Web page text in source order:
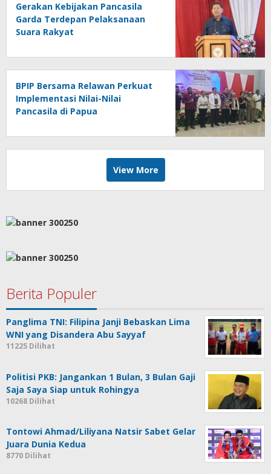
Gerakan Kebijakan Pancasila
Garda Terdepan Pelaksanaan
Suara Rakyat
BPIP Bersama Relawan Perkuat
Implementasi Nilai-Nilai
Pancasila di Papua
View More
Berita Populer
Panglima TNI: Filipina Janji Bebaskan Lima
WNI yang Disandera Abu Sayyaf
11225 Dilihat
Politisi PKB: Jangankan 1 Bulan, 3 Bulan Gaji
Saja Saya Siap untuk Rohingya
10268 Dilihat
Tontowi Ahmad/Liliyana Natsir Sabet Gelar
Juara Dunia Kedua
8770 Dilihat